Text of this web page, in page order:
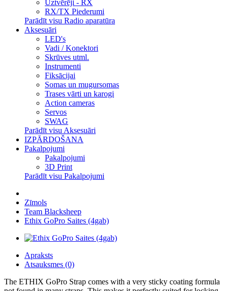
Uztvērēji - RX
RX/TX Piederumi
Parādīt visu Radio aparatūra
Aksesuāri
LED's
Vadi / Konektori
Skrūves utml.
Instrumenti
Fiksācijai
Somas un mugursomas
Trases vārti un karogi
Action cameras
Servos
SWAG
Parādīt visu Aksesuāri
IZPĀRDOŠANA
Pakalpojumi
Pakalpojumi
3D Print
Parādīt visu Pakalpojumi
Zīmols
Team Blacksheep
Ethix GoPro Saites (4gab)
Apraksts
Atsauksmes (0)
The ETHIX GoPro Strap comes with a very sticky coating formula